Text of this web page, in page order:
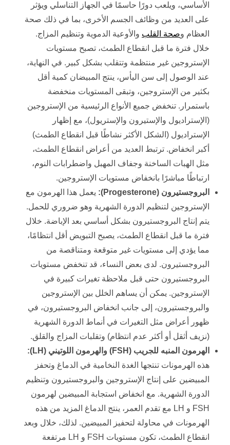
الأساسي، ويلعب دورًا حاسمًا في الجهاز التناسلي ويؤثر
على العديد من وظائف الجسم الأخرى، بما في ذلك صحة
العظام وصحة القلب والأوعية الدموية وتنظيم المزاج.
خلال فترة ما قبل انقطاع الطمث، تصبح مستويات
الإستروجين غير منتظمة وتتقلب بشكل كبير. في النهاية،
عند الوصول إلى سن اليأس، ينتج المبيضان كمية أقل
بكثير من الإستروجين، وتبقى المستويات منخفضة
باستمرار. تنخفض جميع الأنواع الرئيسية من الإستروجين
(الإستراديول والإستيرون والإستريول)، مع إظهار
الإستراديول (الشكل الأكثر نشاطًا قبل انقطاع الطمث)
أكبر انخفاض. ترتبط العديد من أعراض انقطاع الطمث،
مثل الهبات الساخنة وجفاف المهبل واضطرابات النوم،
ارتباطًا مباشرًا بانخفاض مستويات الإستروجين.
البروجستيرون (Progesterone
): يعمل هذا الهرمون مع
الإستروجين لتنظيم الدورة الشهرية وهو ضروري للحمل.
يتم إنتاج البروجستيرون بشكل أساسي بعد الإباضة. خلال
فترة ما قبل انقطاع الطمث، يصبح التبويض أقل انتظامًا،
مما يؤدي إلى مستويات غير متوقعة ومتناقصة من
البروجستيرون. لدى بعض النساء، قد تنخفض مستويات
البروجستيرون حتى قبل ملاحظة تغيرات كبيرة في
الإستروجين. يمكن أن يساهم الخلل بين الإستروجين
والبروجستيرون، إلى جانب انخفاض البروجستيرون، في
ظهور أعراض مثل التغيرات في أنماط الدورة الشهرية
(نزيف أثقل أو أكثر عدم انتظام) وتقلبات المزاج والقلق.
الهرمون المنبه للجريب (FSH) والهرمون اللوتيني (LH
):
هذه الهرمونات تنتجها الغدة النخامية في الدماغ وتحفز
المبيضين على إنتاج الإستروجين والبروجستيرون وتنظيم
الدورة الشهرية. مع انخفاض استجابة المبيضين لهرمون
FSH و LH مع تقدم العمر، ينتج الدماغ المزيد من هذه
الهرمونات في محاولة لتحفيز المبيضين. لذلك، خلال وبعد
انقطاع الطمث، تكون مستويات FSH و LH مرتفعة